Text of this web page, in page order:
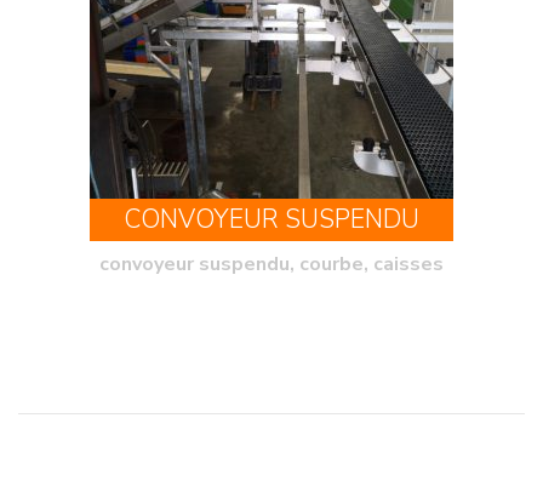
CONVOYEUR SUSPENDU
convoyeur suspendu, courbe, caisses